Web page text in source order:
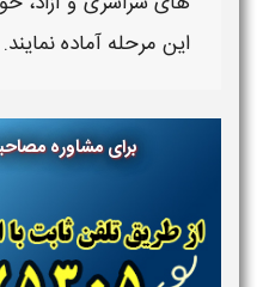
این مرحله آماده نمایند.
برای مشاوره